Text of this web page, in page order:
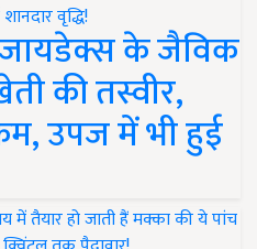
के जैविक
की तस्वीर,
उपज में भी हुई